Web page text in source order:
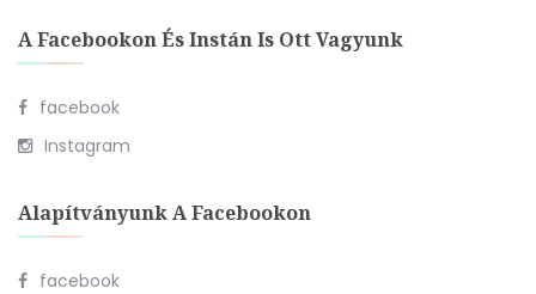
A Facebookon És Instán Is Ott Vagyunk
facebook
Instagram
Alapítványunk A Facebookon
facebook